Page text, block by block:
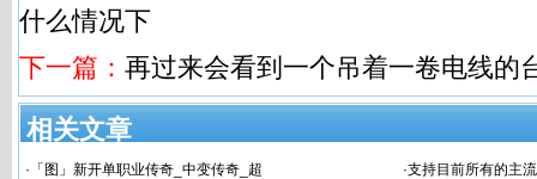
什么情况下
下一篇： 再过来会看到一个吊着一卷电线的
相关文章
· 「图」新开单职业传奇_中变传奇_超 ·支持目前所有的主